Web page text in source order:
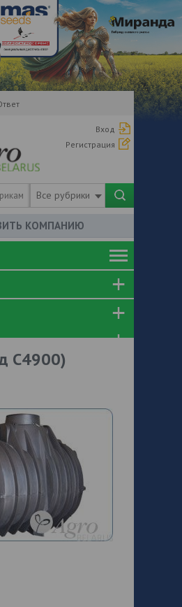
Вход
Регистрация
Все рубрики
КОМПАНИЮ
С4900)